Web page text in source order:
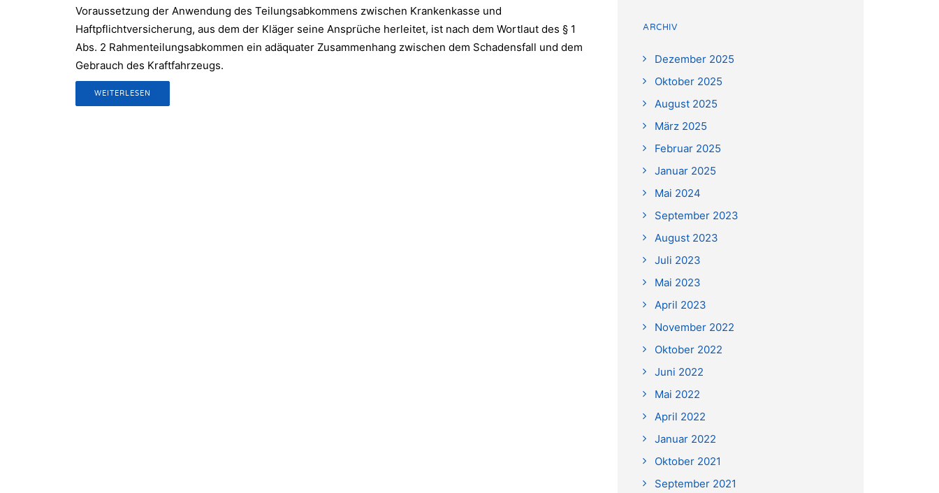
Voraussetzung der Anwendung des Teilungsabkommens zwischen Krankenkasse und
Haftpflichtversicherung, aus dem der Kläger seine Ansprüche herleitet, ist nach dem Wortlaut des § 1
Abs. 2 Rahmenteilungsabkommen ein adäquater Zusammenhang zwischen dem Schadensfall und dem
Gebrauch des Kraftfahrzeugs.
WEITERLESEN
ARCHIV
Dezember 2025
Oktober 2025
August 2025
März 2025
Februar 2025
Januar 2025
Mai 2024
September 2023
August 2023
Juli 2023
Mai 2023
April 2023
November 2022
Oktober 2022
Juni 2022
Mai 2022
April 2022
Januar 2022
Oktober 2021
September 2021